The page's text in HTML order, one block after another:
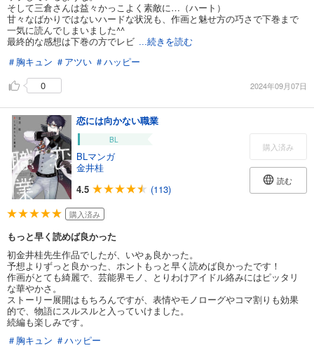
そして三倉さんは益々かっこよく素敵に…（ハート）
甘々なばかりではないハードな状況も、作画と魅せ方の巧さで下巻まで
一気に読んでしまいました^^
最終的な感想は下巻の方でレビ ...続きを読む
＃胸キュン ＃アツい ＃ハッピー
0
2024年09月07日
恋には向かない職業
BL
BLマンガ
金井桂
4.5
(113)
購入済み
読む
購入済み
もっと早く読めば良かった
初金井桂先生作品でしたが、いやぁ良かった。
予想よりずっと良かった、ホントもっと早く読めば良かったです！
作画がとても綺麗で、芸能界モノ、とりわけアイドル絡みにはピッタリ
な華やかさ。
ストーリー展開はもちろんですが、表情やモノローグやコマ割りも効果
的で、物語にスルスルと入っていけました。
続編も楽しみです。
＃胸キュン ＃ハッピー